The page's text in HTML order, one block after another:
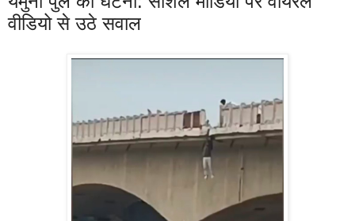
वीडियो से उठे सवाल